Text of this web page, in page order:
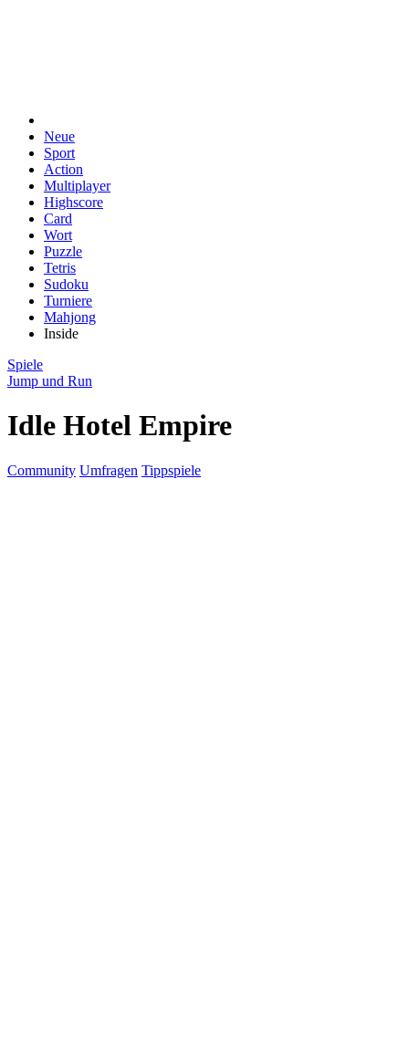
Neue
Sport
Action
Multiplayer
Highscore
Card
Wort
Puzzle
Tetris
Sudoku
Turniere
Mahjong
Inside
Spiele
Jump und Run
Idle Hotel Empire
Community Umfragen Tippspiele